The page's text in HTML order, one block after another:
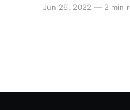
alasannya adalah
Jun 26, 2022 — 2 min